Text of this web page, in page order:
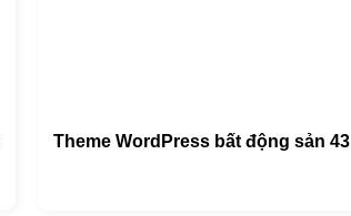
Theme WordPress bất động sản 43